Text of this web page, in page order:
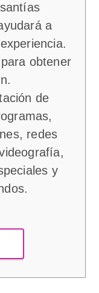
a
obtener
de
redes
y